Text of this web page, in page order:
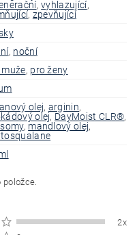
,vyhlazující,
, zpevňující
, noční
, pro ženy
olej, arginin,
olej, DayMoist CLR®,
, mandlový olej,
položce.
2x